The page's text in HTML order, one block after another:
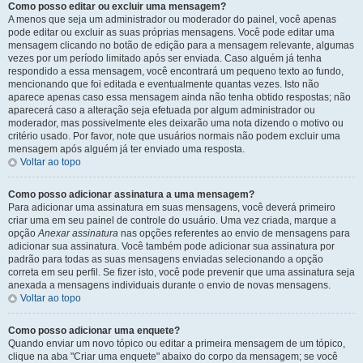
Como posso editar ou excluir uma mensagem?
A menos que seja um administrador ou moderador do painel, você apenas
pode editar ou excluir as suas próprias mensagens. Você pode editar uma
mensagem clicando no botão de edição para a mensagem relevante, algumas
vezes por um período limitado após ser enviada. Caso alguém já tenha
respondido a essa mensagem, você encontrará um pequeno texto ao fundo,
mencionando que foi editada e eventualmente quantas vezes. Isto não
aparece apenas caso essa mensagem ainda não tenha obtido respostas; não
aparecerá caso a alteração seja efetuada por algum administrador ou
moderador, mas possivelmente eles deixarão uma nota dizendo o motivo ou
critério usado. Por favor, note que usuários normais não podem excluir uma
mensagem após alguém já ter enviado uma resposta.
Voltar ao topo
Como posso adicionar assinatura a uma mensagem?
Para adicionar uma assinatura em suas mensagens, você deverá primeiro
criar uma em seu painel de controle do usuário. Uma vez criada, marque a
opçãoAnexar assinatura nas opções referentes ao envio de mensagens para
adicionar sua assinatura. Você também pode adicionar sua assinatura por
padrão para todas as suas mensagens enviadas selecionando a opção
correta em seu perfil. Se fizer isto, você pode prevenir que uma assinatura seja
anexada a mensagens individuais durante o envio de novas mensagens.
Voltar ao topo
Como posso adicionar uma enquete?
Quando enviar um novo tópico ou editar a primeira mensagem de um tópico,
clique na aba "Criar uma enquete" abaixo do corpo da mensagem; se você